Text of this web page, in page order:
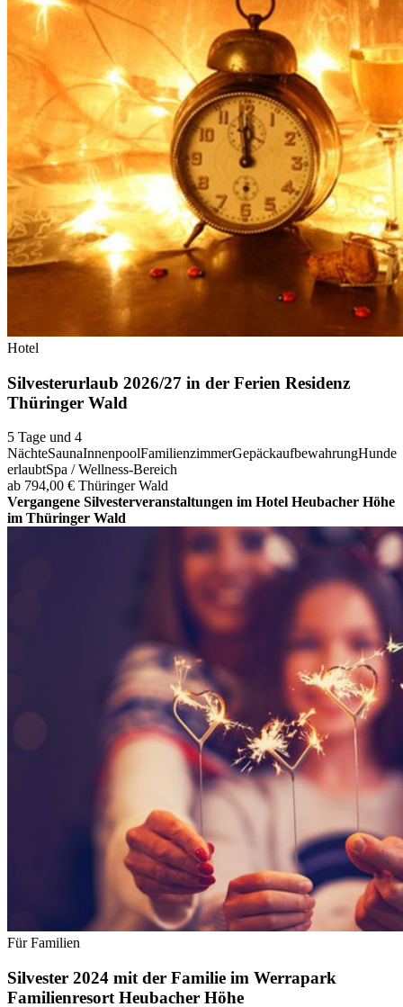
Hotel
Silvesterurlaub 2026/27 in der Ferien Residenz
Thüringer Wald
5 Tage und 4
NächteSaunaInnenpoolFamilienzimmerGepäckaufbewahrungHunde
erlaubtSpa / Wellness-Bereich
ab 794,00 € Thüringer Wald
Vergangene Silvesterveranstaltungen im Hotel Heubacher Höhe
im Thüringer Wald
Für Familien
Silvester 2024 mit der Familie im Werrapark
Familienresort Heubacher Höhe